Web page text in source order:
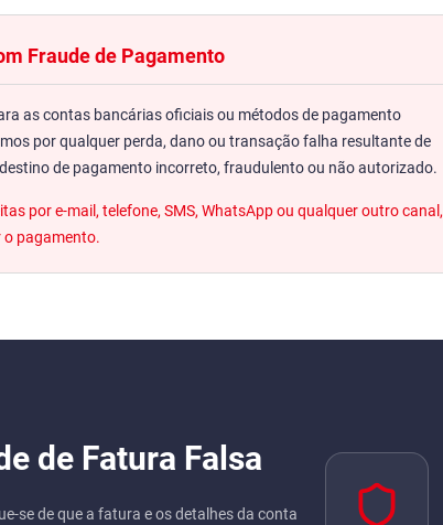
Fraude de Pagamento
as contas bancárias oficiais ou métodos de pagamento
por qualquer perda, dano ou transação falha resultante de
de pagamento incorreto, fraudulento ou não autorizado.
por e-mail, telefone, SMS, WhatsApp ou qualquer outro canal,
o pagamento.
de Fatura Falsa
se de que a fatura e os detalhes da conta